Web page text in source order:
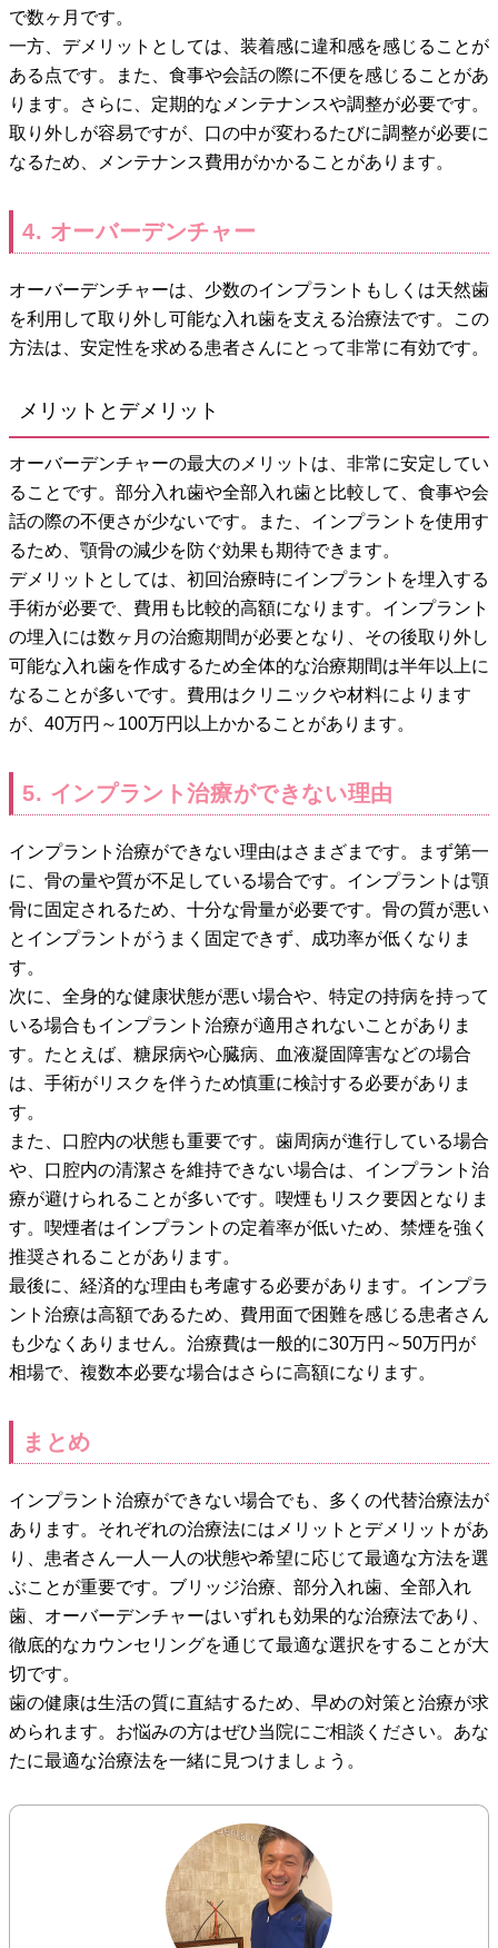
で数ヶ月です。
一方、デメリットとしては、装着感に違和感を感じることが
ある点です。また、食事や会話の際に不便を感じることがあ
ります。さらに、定期的なメンテナンスや調整が必要です。
取り外しが容易ですが、口の中が変わるたびに調整が必要に
なるため、メンテナンス費用がかかることがあります。
4. オーバーデンチャー
オーバーデンチャーは、少数のインプラントもしくは天然歯
を利用して取り外し可能な入れ歯を支える治療法です。この
方法は、安定性を求める患者さんにとって非常に有効です。
メリットとデメリット
オーバーデンチャーの最大のメリットは、非常に安定してい
ることです。部分入れ歯や全部入れ歯と比較して、食事や会
話の際の不便さが少ないです。また、インプラントを使用す
るため、顎骨の減少を防ぐ効果も期待できます。
デメリットとしては、初回治療時にインプラントを埋入する
手術が必要で、費用も比較的高額になります。インプラント
の埋入には数ヶ月の治癒期間が必要となり、その後取り外し
可能な入れ歯を作成するため全体的な治療期間は半年以上に
なることが多いです。費用はクリニックや材料によります
が、40万円～100万円以上かかることがあります。
5. インプラント治療ができない理由
インプラント治療ができない理由はさまざまです。まず第一
に、骨の量や質が不足している場合です。インプラントは顎
骨に固定されるため、十分な骨量が必要です。骨の質が悪い
とインプラントがうまく固定できず、成功率が低くなりま
す。
次に、全身的な健康状態が悪い場合や、特定の持病を持って
いる場合もインプラント治療が適用されないことがありま
す。たとえば、糖尿病や心臓病、血液凝固障害などの場合
は、手術がリスクを伴うため慎重に検討する必要がありま
す。
また、口腔内の状態も重要です。歯周病が進行している場合
や、口腔内の清潔さを維持できない場合は、インプラント治
療が避けられることが多いです。喫煙もリスク要因となりま
す。喫煙者はインプラントの定着率が低いため、禁煙を強く
推奨されることがあります。
最後に、経済的な理由も考慮する必要があります。インプラ
ント治療は高額であるため、費用面で困難を感じる患者さん
も少なくありません。治療費は一般的に30万円～50万円が
相場で、複数本必要な場合はさらに高額になります。
まとめ
インプラント治療ができない場合でも、多くの代替治療法が
あります。それぞれの治療法にはメリットとデメリットがあ
り、患者さん一人一人の状態や希望に応じて最適な方法を選
ぶことが重要です。ブリッジ治療、部分入れ歯、全部入れ
歯、オーバーデンチャーはいずれも効果的な治療法であり、
徹底的なカウンセリングを通じて最適な選択をすることが大
切です。
歯の健康は生活の質に直結するため、早めの対策と治療が求
められます。お悩みの方はぜひ当院にご相談ください。あな
たに最適な治療法を一緒に見つけましょう。